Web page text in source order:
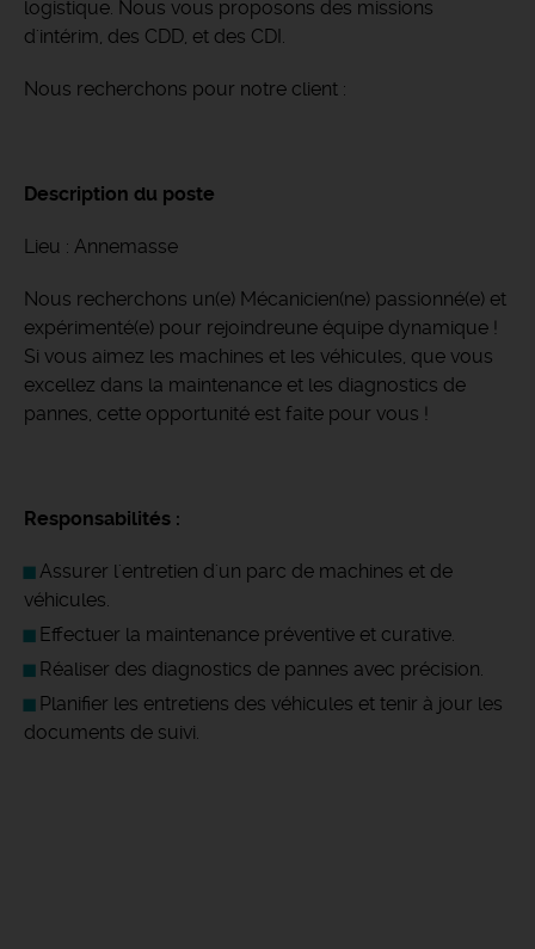
logistique. Nous vous proposons des missions
d'intérim, des CDD, et des CDI.
Nous recherchons pour notre client :
Description du poste
Lieu : Annemasse
Nous recherchons un(e) Mécanicien(ne) passionné(e) et
expérimenté(e) pour rejoindreune équipe dynamique !
Si vous aimez les machines et les véhicules, que vous
excellez dans la maintenance et les diagnostics de
pannes, cette opportunité est faite pour vous !
Responsabilités :
Assurer l'entretien d'un parc de machines et de
véhicules.
Effectuer la maintenance préventive et curative.
Réaliser des diagnostics de pannes avec précision.
Planifier les entretiens des véhicules et tenir à jour les
documents de suivi.